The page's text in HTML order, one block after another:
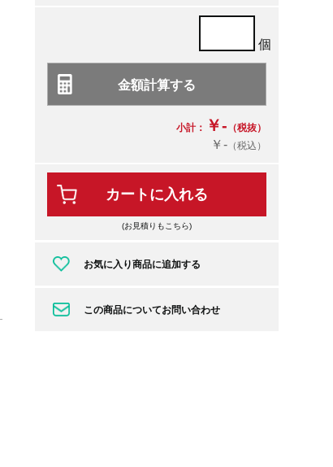
個
小計： ￥- （税抜）
￥-（税込）
カートに入れる
(お見積りもこちら)
お気に入り商品に追加する
この商品についてお問い合わせ